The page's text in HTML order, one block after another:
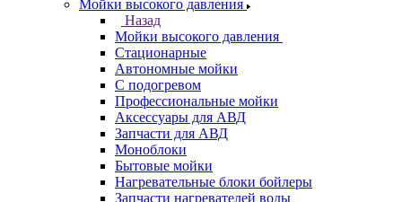
Мойки высокого давления
Назад
Мойки высокого давления
Стационарные
Автономные мойки
С подогревом
Профессиональные мойки
Аксессуары для АВД
Запчасти для АВД
Моноблоки
Бытовые мойки
Нагревательные блоки бойлеры
Запчасти нагревателей воды